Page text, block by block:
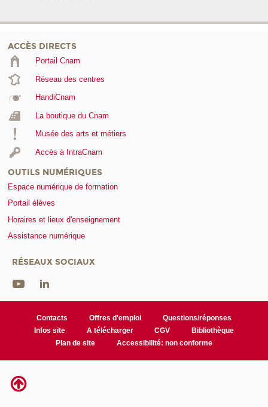
ACCÈS DIRECTS
Portail Cnam
Réseau des centres
HandiCnam
La boutique du Cnam
Musée des arts et métiers
Accès à IntraCnam
OUTILS NUMÉRIQUES
Espace numérique de formation
Portail élèves
Horaires et lieux d'enseignement
Assistance numérique
RÉSEAUX SOCIAUX
Contacts Offres d'emploi
Questions/réponses
Infos site
A télécharger CGV
Bibliothèque
Plan de site
Accessibilité: non conforme